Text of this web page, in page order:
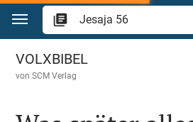
Zum Inhalt springen
Jesaja 56
VOLXBIBEL
vonSCM Verlag